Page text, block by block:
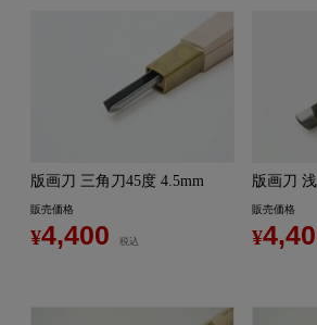
版画刀 三角刀45度 4.5mm
販売価格
¥4,400 税込
版画刀
販売価格
¥